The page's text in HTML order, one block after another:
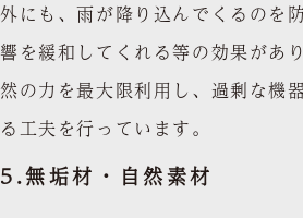
外にも、雨が降り込んでくるのを
響を緩和してくれる等の効果があ
然の力を最大限利用し、過剰な機
る工夫を行っています。
5.無垢材・自然素材